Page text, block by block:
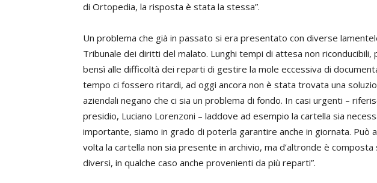
di Ortopedia, la risposta è stata la stessa”.
Un problema che già in passato si era presentato con diverse
Tribunale dei diritti del malato. Lunghi tempi di attesa non riconducibili,
bensì alle difficoltà dei reparti di gestire la mole eccessiva di
tempo ci fossero ritardi, ad oggi ancora non è stata trovata una
aziendali negano che ci sia un problema di fondo. In casi urgenti –
presidio, Luciano Lorenzoni – laddove ad esempio la cartella sia
importante, siamo in grado di poterla garantire anche in giornata. Può
volta la cartella non sia presente in archivio, ma d’altronde è
diversi, in qualche caso anche provenienti da più reparti”.